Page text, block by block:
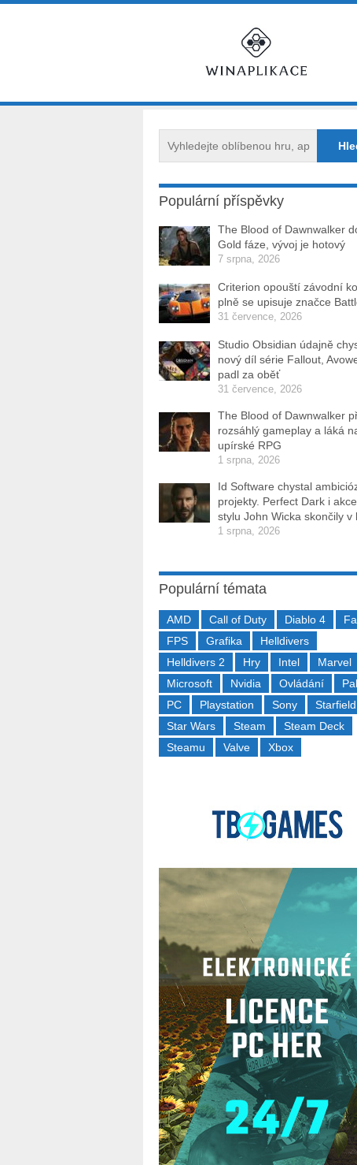
Populární příspěvky
The Blood of Dawnwalker
Gold fáze, vývoj je hotový
7 srpna, 2026
Criterion opouští závodní
plně se upisuje značce
31 července, 2026
Studio Obsidian údajně
nový díl série Fallout,
padl za oběť
31 července, 2026
The Blood of Dawnwalker
rozsáhlý gameplay a láká
upírské RPG
1 srpna, 2026
Id Software chystal
projekty. Perfect Dark i
stylu John Wicka skončily v
1 srpna, 2026
Populární témata
AMD Call of Duty Diablo 4
FPS
Grafika
Helldivers
Helldivers 2
Hry Intel
Marvel
Microsoft
Nvidia Ovládání
PC
Playstation Sony
Starfield
Star Wars
Steam
Steam Deck
Steamu
Valve Xbox